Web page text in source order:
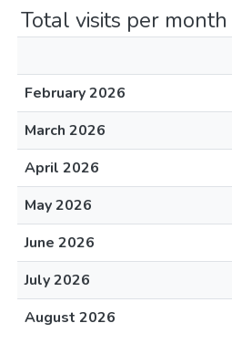
Total visits per month
February 2026
March 2026
April 2026
May 2026
June 2026
July 2026
August 2026